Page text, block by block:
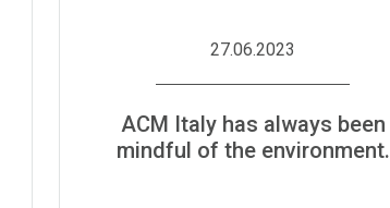
27.06.2023
ACM Italy has always been
mindful of the environment.